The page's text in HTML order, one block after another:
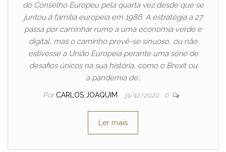
do Conselho Europeu pela quarta vez desde que se
juntou à família europeia em 1986. A estratégia a 27
passa por caminhar rumo a uma economia verde e
digital, mas o caminho prevê-se sinuoso, ou não
estivesse a União Europeia perante uma série de
desafios únicos na sua história, como o Brexit ou
a pandemia de…
Por CARLOS JOAQUIM 31/12/2020 0
Ler mais